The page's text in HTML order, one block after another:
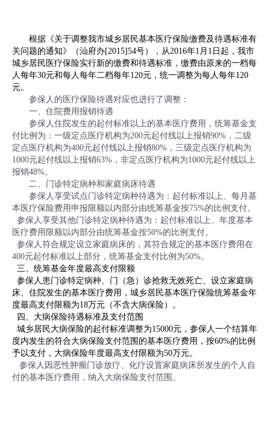
根据《关于调整我市城乡居民基本医疗保险缴费及待遇标准有
关问题的通知》（汕府办[2015]54号），从2016年1 月 1 日起，我市
城乡居民医疗保险实行新的缴费和待遇标准，缴费由原来的一档每
人每年30元和每人每年二档每年120元，统一调整为每人每年120
元。
参保人的医疗保险待遇对应也进行了调整：
一、住院费用报销待遇
参保人住院发生的起付标准以上的基本医疗费用，统筹基金支
付比例为：一级定点医疗机构为200元起付线以上报销90% ，二级
定点医疗机构为400元起付线以上报销80% ，三级定点医疗机构为
1000元起付线以上报销63% ，非定点医疗机构为1000元起付线以上
报销48%。
二、门诊特定病种和家庭病床待遇
参保人享受试点门诊特定病种待遇为：起付标准以上、每月基
本医疗保险费用申报限额以内部分由统筹基金按75%的比例支付。
参保人享受其他门诊特定病种待遇为：起付标准以上、年度基本
医疗费用限额以内部分由统筹基金按50%的比例支付。
参保人符合规定设立家庭病床的，其符合规定的基本医疗费用在
400元起付标准以上部分，统筹基金支付比例为50%。
三、统筹基金年度最高支付限额
参保人患门诊特定病种、门（急）诊抢救无效死亡、设立家庭病
床、住院发生的基本医疗费用，城乡居民基本医疗保险统筹基金年
度最高支付限额为18万元（不含大病保险）。
四、大病保险待遇标准及支付范围
城乡居民大病保险的起付标准调整为15000元，参保人一个结算年
度内发生的符合大病保险支付范围的基本医疗费用，按60%的比例
予以支付，大病保险年度最高支付限额为50万元。
参保人因恶性肿瘤门诊放疗、化疗设置家庭病床所发生的个人自
付的基本医疗费用，纳入大病保险支付范围。